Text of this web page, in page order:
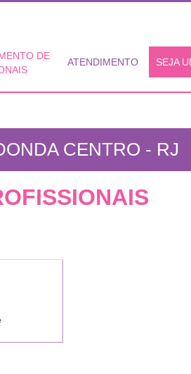
DE
ATENDIMENTO SEJA
CENTRO - RJ